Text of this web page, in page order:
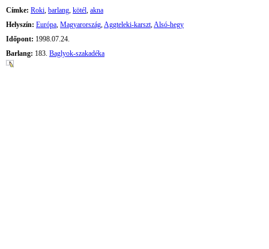
Címke: Roki, barlang, kötél, akna
Helyszín: Európa, Magyarország,Aggteleki-karszt,Alsó-hegy
Időpont: 1998.07.24.
Barlang: 183. Baglyok-szakadéka